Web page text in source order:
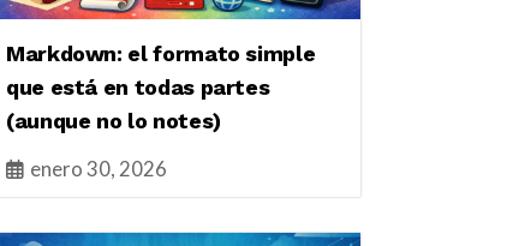
Markdown: el formato simple
que está en todas partes
(aunque no lo notes)
enero 30, 2026